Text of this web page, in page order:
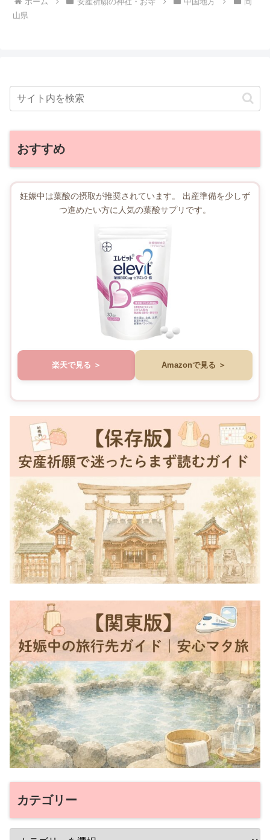
山県
おすすめ
妊娠中は葉酸の摂取が推奨されています。 出産準備を少しず
つ進めたい方に人気の葉酸サプリです。
楽天で見る Amazonで見る
カテゴリー